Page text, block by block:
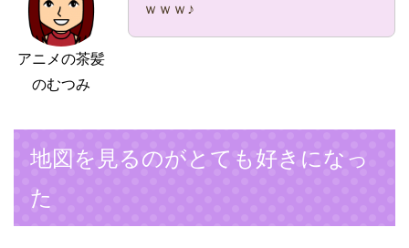
アニメの茶髪
のむつみ
ｗｗｗ♪
地図を見るのがとても好きになっ
た